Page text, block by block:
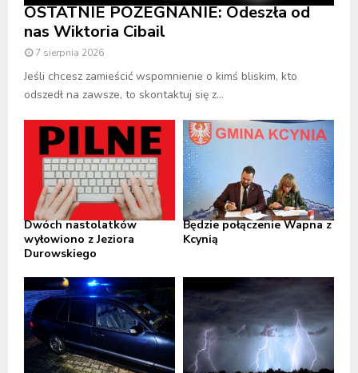
OSTATNIE POŻEGNANIE: Odeszła od
nas Wiktoria Cibail
7 sierpnia 2026
Jeśli chcesz zamieścić wspomnienie o kimś bliskim, kto
odszedł na zawsze, to skontaktuj się z...
Dwóch nastolatków
wyłowiono z Jeziora
Durowskiego
Będzie połączenie Wapna z
Kcynią